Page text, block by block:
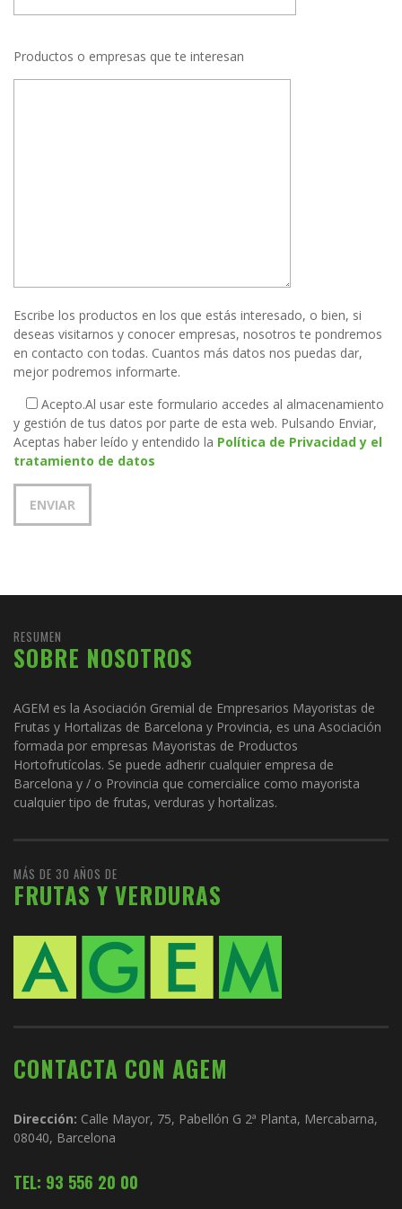
Productos o empresas que te interesan
Escribe los productos en los que estás interesado, o bien, si
deseas visitarnos y conocer empresas, nosotros te pondremos
en contacto con todas. Cuantos más datos nos puedas dar,
mejor podremos informarte.
Acepto.Al usar este formulario accedes al almacenamiento
y gestión de tus datos por parte de esta web. Pulsando Enviar,
Aceptas haber leído y entendido la Política de Privacidad y el
tratamiento de datos
RESUMEN
SOBRE NOSOTROS
AGEM es la Asociación Gremial de Empresarios Mayoristas de
Frutas y Hortalizas de Barcelona y Provincia, es una Asociación
formada por empresas Mayoristas de Productos
Hortofrutícolas. Se puede adherir cualquier empresa de
Barcelona y / o Provincia que comercialice como mayorista
cualquier tipo de frutas, verduras y hortalizas.
MÁS DE 30 AÑOS DE
FRUTAS Y VERDURAS
CONTACTA CON AGEM
Dirección: Calle Mayor, 75, Pabellón G 2ª Planta, Mercabarna,
08040, Barcelona
TEL: 93 556 20 00